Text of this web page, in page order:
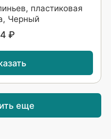
пластиковая
Черный
₽
еще